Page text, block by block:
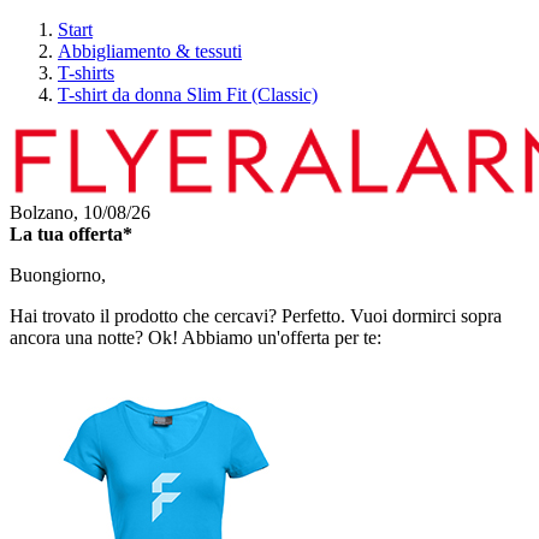
Start
Abbigliamento & tessuti
T-shirts
T-shirt da donna Slim Fit (Classic)
Bolzano, 10/08/26
La tua offerta*
Buongiorno,
Hai trovato il prodotto che cercavi? Perfetto. Vuoi dormirci sopra
ancora una notte? Ok! Abbiamo un'offerta per te: